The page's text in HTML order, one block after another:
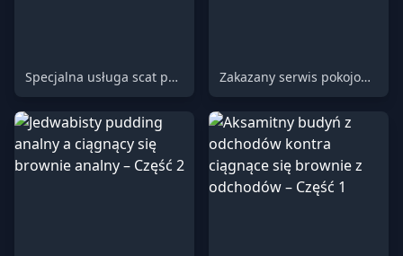
Specjalna usługa scat pokojówek – Część 2 Zakazany serwis pokojowy: Sekretna oferta pokojówki - Część 1